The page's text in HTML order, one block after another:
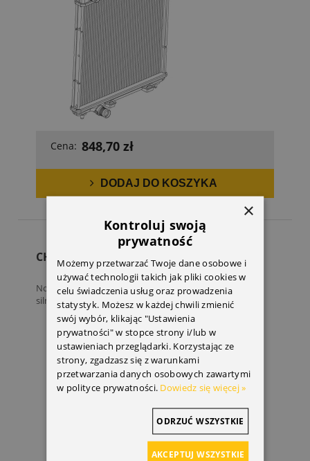
Cena: 848,70 zł
DODAJ DO KOSZYKA
CHŁODNICA WODY
Nowa, oryginalna chłodnica wody Dla Crossland X z
silnikiem:...
×
Kontroluj swoją
prywatność
Możemy przetwarzać Twoje dane osobowe i
używać technologii takich jak pliki cookies w
celu świadczenia usług oraz prowadzenia
statystyk. Możesz w każdej chwili zmienić
swój wybór, klikając "Ustawienia
prywatności" w stopce strony i/lub w
ustawieniach przeglądarki. Korzystając ze
strony, zgadzasz się z warunkami
przetwarzania danych osobowych zawartymi
w polityce prywatności. Dowiedz się więcej »
AKCEPTUJ WSZYSTKIE
ODRZUĆ WSZYSTKIE